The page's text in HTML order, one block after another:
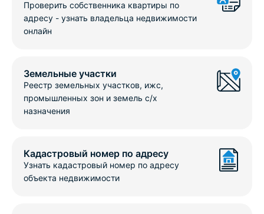
Проверить собственника квартиры по
адресу - узнать владельца недвижимости
онлайн
Земельные участки
Реестр земельных участков, ижс,
промышленных зон и земель с/х
назначения
Кадастровый номер по адресу
Узнать кадастровый номер по адресу
объекта недвижимости